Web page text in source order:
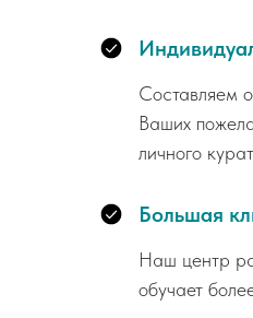
Составляем
Ваших
личного
Большая
Наш центр
обучает